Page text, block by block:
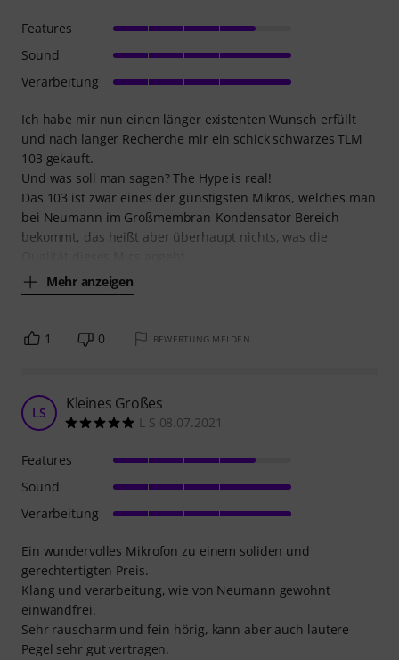
Ich habe mir nun einen länger existenten Wunsch erfüllt
und nach langer Recherche mir ein schick schwarzes TLM
103 gekauft.
Und was soll man sagen? The Hype is real!
Das 103 ist zwar eines der günstigsten Mikros, welches man
bei Neumann im Großmembran-Kondensator Bereich
bekommt, das heißt aber überhaupt nichts, was die
Mehr anzeigen
Features
Sound
Verarbeitung
1 0 BEWERTUNG MELDEN
LS Kleines Großes
L S 08.07.2021
Ein wundervolles Mikrofon zu einem soliden und
gerechtertigten Preis.
Klang und verarbeitung, wie von Neumann gewohnt
einwandfrei.
Sehr rauscharm und fein-hörig, kann aber auch lautere
Pegel sehr gut vertragen.
Features
Sound
Verarbeitung